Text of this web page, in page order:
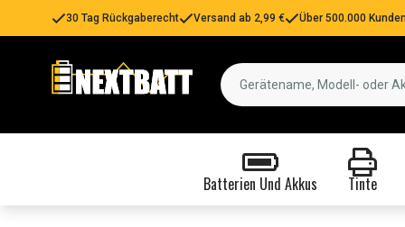
30 Tag Rückgaberecht Versand ab 2,99 € Über 500.000
Batterien Und Akkus Tinte